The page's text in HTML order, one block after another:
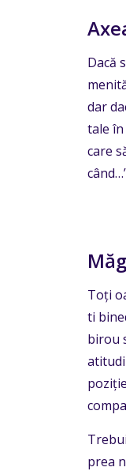
Dacă
dar
tale
care
Toți
ti
birou
prea